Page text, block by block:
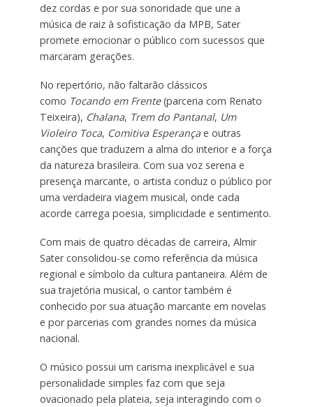
dez cordas e por sua sonoridade que une a
música de raiz à sofisticação da MPB, Sater
promete emocionar o público com sucessos que
marcaram gerações.
No repertório, não faltarão clássicos
como Tocando em Frente(parceria com Renato
Teixeira), Chalana, Trem do Pantanal, Um
Violeiro Toca, Comitiva Esperançae outras
canções que traduzem a alma do interior e a força
da natureza brasileira. Com sua voz serena e
presença marcante, o artista conduz o público por
uma verdadeira viagem musical, onde cada
acorde carrega poesia, simplicidade e sentimento.
Com mais de quatro décadas de carreira, Almir
Sater consolidou-se como referência da música
regional e símbolo da cultura pantaneira. Além de
sua trajetória musical, o cantor também é
conhecido por sua atuação marcante em novelas
e por parcerias com grandes nomes da música
nacional.
O músico possui um carisma inexplicável e sua
personalidade simples faz com que seja
ovacionado pela plateia, seja interagindo com o